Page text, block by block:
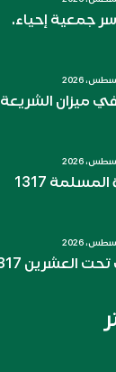
جمعية إحياء.
في ميزان الشريعة
1317
العشرين 1317